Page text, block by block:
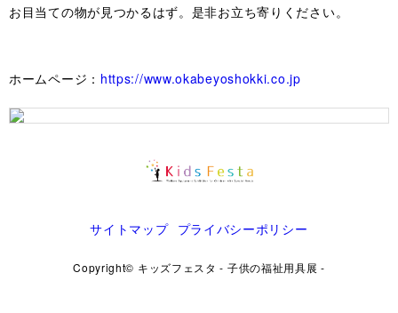
お目当ての物が見つかるはず。是非お立ち寄りください。
ホームページ： https://www.okabeyoshokki.co.jp
サイトマップ プライバシーポリシー
Copyright© キッズフェスタ - 子供の福祉用具展 -